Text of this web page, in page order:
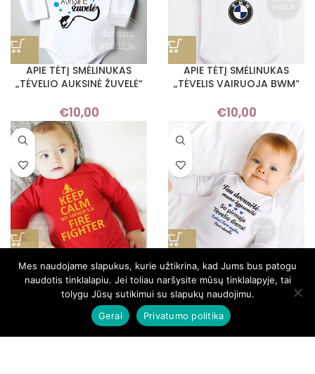
APIE TĖTĮ SMĖLINUKAS
„TĖVELIO AUKSINĖ ŽUVELĖ“
€10,00
APIE TĖTĮ SMĖLINUKAS
„TĖVELIS VAIRUOJA BWM“
€10,00
APIE TĖTĮ SMĖLINUKAS
„UGNIAGESYS“
10,00
APIE TĖTĮ SMĖLINUKAS
BERNIUKUI „DOVANĖLĖ
ŠYPSENĖLĖ“
€10,00
Mes naudojame slapukus, kurie užtikrina, kad Jums bus patogu
naudotis tinklalapiu. Jei toliau naršysite mūsų tinklalapyje, tai
tolygu Jūsų sutikimui su slapukų naudojimu.
Gerai
Privatumo politika